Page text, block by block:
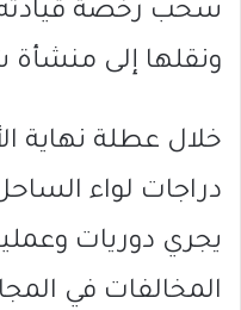
سحب رخصة قيادته
ونقلها إلى
خلال عطلة نهاية
دراجات لواء
يجري دوريات
المخالفات في